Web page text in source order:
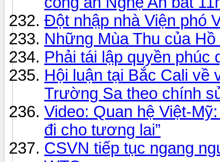
Đột nhập nhà Viện phó
Những Mùa Thu của
Phải tái lập quyền phúc
Hội luận tại Bắc Cali về
Trường Sa theo chính
Video: Quan hệ Việt-
đi cho tương lai”
CSVN tiếp tục ngang